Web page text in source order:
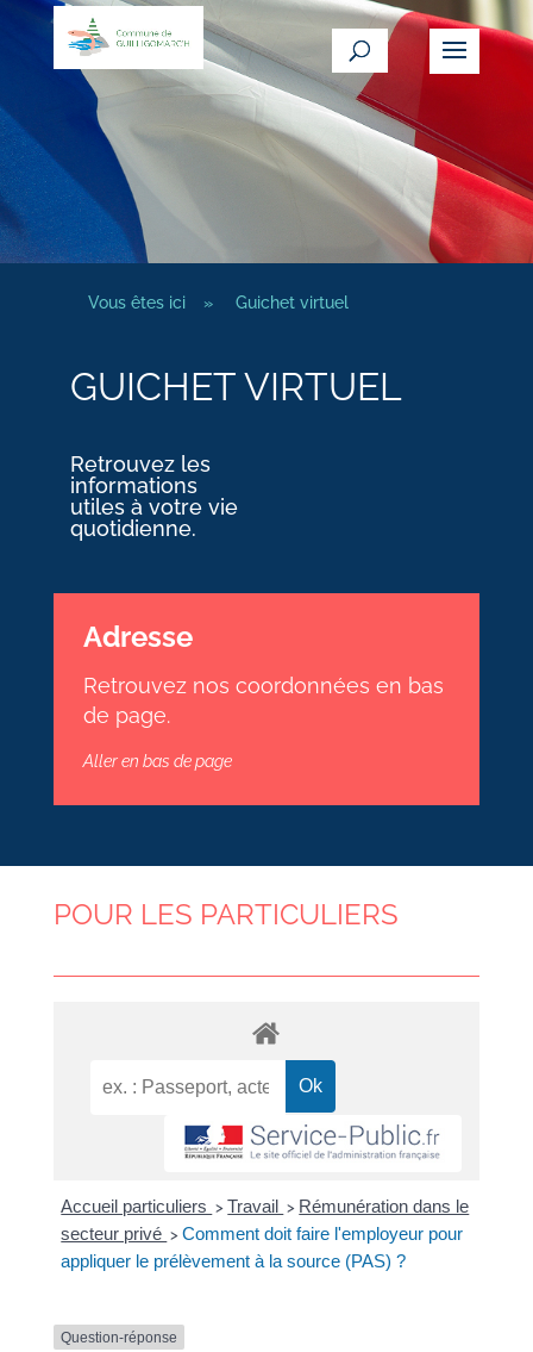
Vous êtes ici » Guichet virtuel
GUICHET VIRTUEL
Retrouvez les
informations
utiles à votre vie
quotidienne.
Adresse
Retrouvez nos coordonnées en bas
de page.
Aller en bas de page
POUR LES PARTICULIERS
Accueil particuliers > Travail > Rémunération dans le
secteur privé > Comment doit faire l'employeur pour
appliquer le prélèvement à la source (PAS) ?
Question-réponse